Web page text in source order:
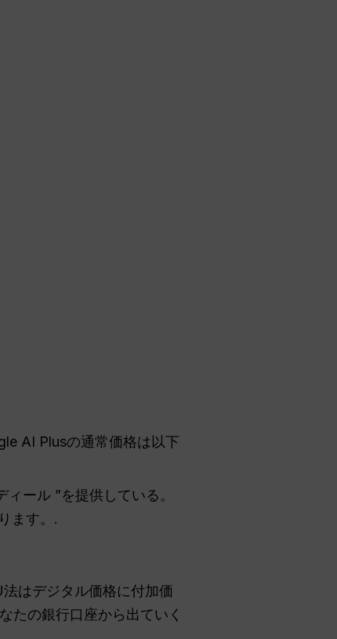
AI Plusの通常価格は以下
ール ”を提供している。
ます。.
はデジタル価格に付加価
たの銀行口座から出ていく